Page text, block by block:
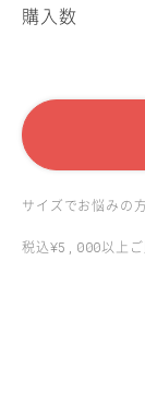
購入数
サイズでお悩みの
税込¥5,000以上